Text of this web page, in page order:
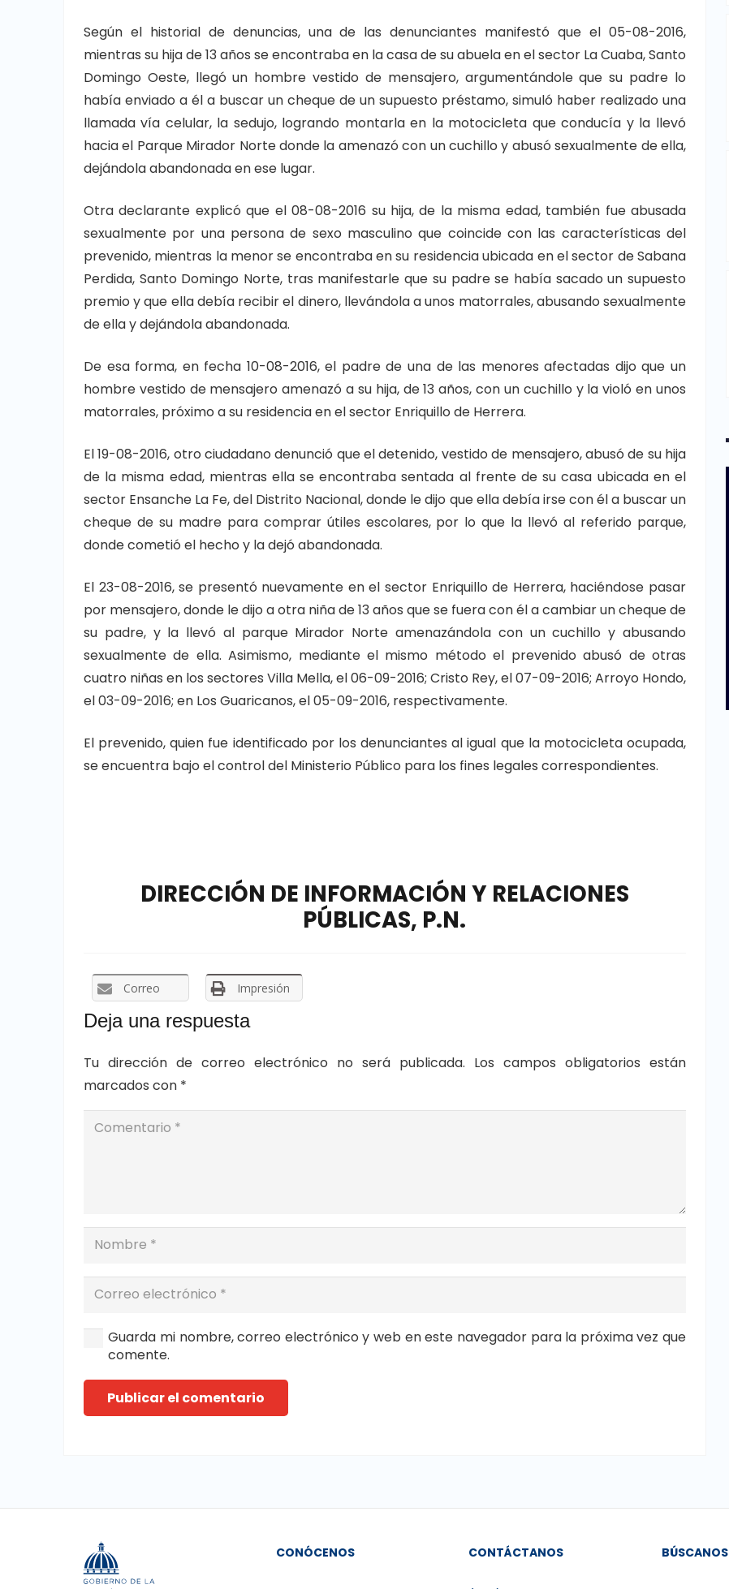
Según el historial de denuncias, una de las denunciantes manifestó que el 05-08-2016,
mientras su hija de 13 años se encontraba en la casa de su abuela en el sector La Cuaba, Santo
Domingo Oeste, llegó un hombre vestido de mensajero, argumentándole que su padre lo
había enviado a él a buscar un cheque de un supuesto préstamo, simuló haber realizado una
llamada vía celular, la sedujo, logrando montarla en la motocicleta que conducía y la llevó
hacia el Parque Mirador Norte donde la amenazó con un cuchillo y abusó sexualmente de ella,
dejándola abandonada en ese lugar.
Otra declarante explicó que el 08-08-2016 su hija, de la misma edad, también fue abusada
sexualmente por una persona de sexo masculino que coincide con las características del
prevenido, mientras la menor se encontraba en su residencia ubicada en el sector de Sabana
Perdida, Santo Domingo Norte, tras manifestarle que su padre se había sacado un supuesto
premio y que ella debía recibir el dinero, llevándola a unos matorrales, abusando sexualmente
de ella y dejándola abandonada.
De esa forma, en fecha 10-08-2016, el padre de una de las menores afectadas dijo que un
hombre vestido de mensajero amenazó a su hija, de 13 años, con un cuchillo y la violó en unos
matorrales, próximo a su residencia en el sector Enriquillo de Herrera.
El 19-08-2016, otro ciudadano denunció que el detenido, vestido de mensajero, abusó de su hija
de la misma edad, mientras ella se encontraba sentada al frente de su casa ubicada en el
sector Ensanche La Fe, del Distrito Nacional, donde le dijo que ella debía irse con él a buscar un
cheque de su madre para comprar útiles escolares, por lo que la llevó al referido parque,
donde cometió el hecho y la dejó abandonada.
El 23-08-2016, se presentó nuevamente en el sector Enriquillo de Herrera, haciéndose pasar
por mensajero, donde le dijo a otra niña de 13 años que se fuera con él a cambiar un cheque de
su padre, y la llevó al parque Mirador Norte amenazándola con un cuchillo y abusando
sexualmente de ella. Asimismo, mediante el mismo método el prevenido abusó de otras
cuatro niñas en los sectores Villa Mella, el 06-09-2016; Cristo Rey, el 07-09-2016; Arroyo Hondo,
el 03-09-2016; en Los Guaricanos, el 05-09-2016, respectivamente.
El prevenido, quien fue identificado por los denunciantes al igual que la motocicleta ocupada,
se encuentra bajo el control del Ministerio Público para los fines legales correspondientes.
DIRECCIÓN DE INFORMACIÓN Y RELACIONES
PÚBLICAS, P.N.
Correo Impresión
Deja una respuesta
Tu dirección de correo electrónico no será publicada. Los campos obligatorios están
marcados con *
Guarda mi nombre, correo electrónico y web en este navegador para la próxima vez que
comente.
Publicar el comentario
CONÓCENOS CONTÁCTANOS BÚSCANOS